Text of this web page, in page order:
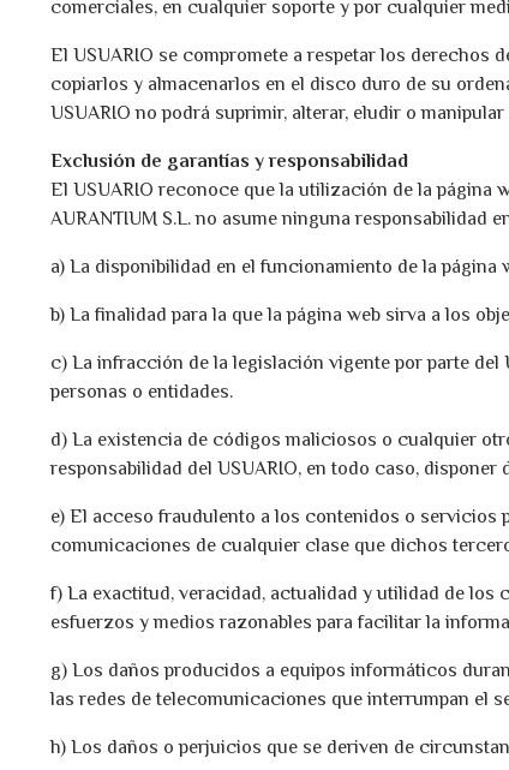
comerciales, en cualquier soporte y por cualquier
El USUARIO se compromete a respetar los derechos
copiarlos y almacenarlos en el disco duro de su
USUARIO no podrá suprimir, alterar, eludir o
Exclusión de garantías y responsabilidad
El USUARIO reconoce que la utilización de la página
AURANTIUM S.L. no asume ninguna responsabilidad
a) La disponibilidad en el funcionamiento de la
b) La finalidad para la que la página web sirva a los
c) La infracción de la legislación vigente por parte
personas o entidades.
d) La existencia de códigos maliciosos o cualquier
responsabilidad del USUARIO, en todo caso,
e) El acceso fraudulento a los contenidos o servicios
comunicaciones de cualquier clase que dichos
f) La exactitud, veracidad, actualidad y utilidad de los
esfuerzos y medios razonables para facilitar la
g) Los daños producidos a equipos informáticos
las redes de telecomunicaciones que interrumpan el
h) Los daños o perjuicios que se deriven de